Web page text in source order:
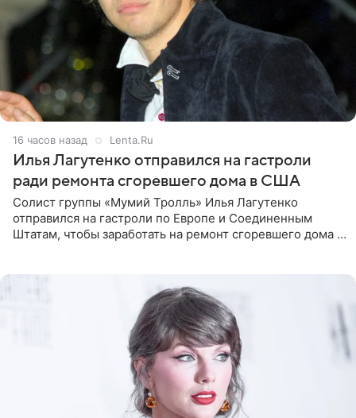
16 часов назад Lenta.Ru
Илья Лагутенко отправился на гастроли
ради ремонта сгоревшего дома в США
Солист группы «Мумий Тролль» Илья Лагутенко
отправился на гастроли по Европе и Соединенным
Штатам, чтобы заработать на ремонт сгоревшего дома в